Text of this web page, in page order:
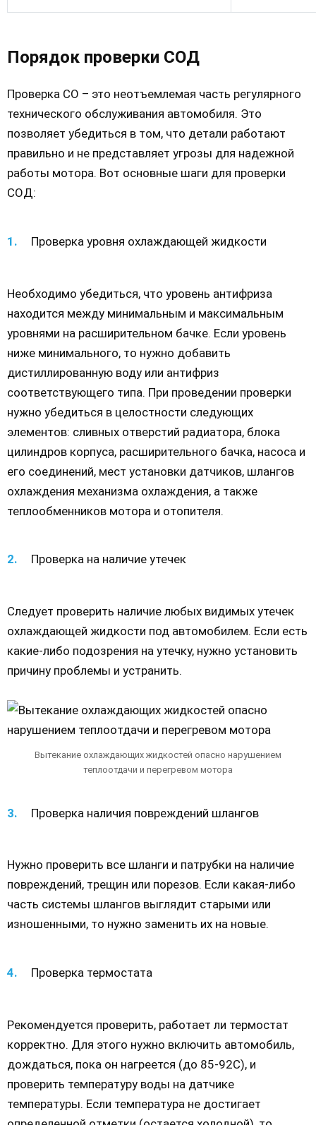
Порядок проверки СОД
Проверка СО – это неотъемлемая часть регулярного
технического обслуживания автомобиля. Это
позволяет убедиться в том, что детали работают
правильно и не представляет угрозы для надежной
работы мотора. Вот основные шаги для проверки
СОД:
Проверка уровня охлаждающей жидкости
Необходимо убедиться, что уровень антифриза
находится между минимальным и максимальным
уровнями на расширительном бачке. Если уровень
ниже минимального, то нужно добавить
дистиллированную воду или антифриз
соответствующего типа. При проведении проверки
нужно убедиться в целостности следующих
элементов: сливных отверстий радиатора, блока
цилиндров корпуса, расширительного бачка, насоса и
его соединений, мест установки датчиков, шлангов
охлаждения механизма охлаждения, а также
теплообменников мотора и отопителя.
Проверка на наличие утечек
Следует проверить наличие любых видимых утечек
охлаждающей жидкости под автомобилем. Если есть
какие-либо подозрения на утечку, нужно установить
причину проблемы и устранить.
Вытекание охлаждающих жидкостей опасно нарушением
теплоотдачи и перегревом мотора
Проверка наличия повреждений шлангов
Нужно проверить все шланги и патрубки на наличие
повреждений, трещин или порезов. Если какая-либо
часть системы шлангов выглядит старыми или
изношенными, то нужно заменить их на новые.
Проверка термостата
Рекомендуется проверить, работает ли термостат
корректно. Для этого нужно включить автомобиль,
дождаться, пока он нагреется (до 85-92С), и
проверить температуру воды на датчике
температуры. Если температура не достигает